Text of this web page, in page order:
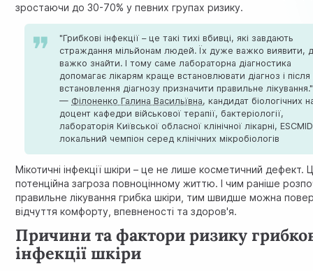
зростаючи до 30-70% у певних групах ризику.
"Грибкові інфекції – це такі тихі вбивці, які завдають
страждання мільйонам людей. Їх дуже важко виявити,
важко знайти. І тому саме лабораторна діагностика
допомагає лікарям краще встановлювати діагноз і після
встановлення діагнозу призначити правильне лікування."
— Філоненко Галина Васильївна, кандидат біологічних
доцент кафедри військової терапії, бактеріології,
лабораторія Київської обласної клінічної лікарні, ESCMID
локальний чемпіон серед клінічних мікробіологів
Мікотичні інфекції шкіри – це не лише косметичний дефект.
потенційна загроза повноцінному життю. І чим раніше
правильне лікування грибка шкіри, тим швидше можна
відчуття комфорту, впевненості та здоров'я.
Причини та фактори ризику
інфекції шкіри